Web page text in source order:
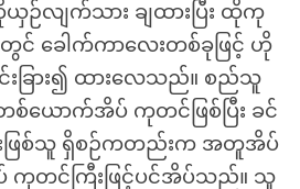
ယှဉ်လျက်သား ချထားပြီး ထိုကု
င် ခေါက်ကာလေးတစ်ခုဖြင့် ဟို
င်းခြား၍ ထားလေသည်။ စည်သူ
ယောက်အိပ် ကုတင်ဖြစ်ပြီး ခင်
းဖြစ်သူ ရှိစဉ်ကတည်းက အတူအိပ်
တင်ကြီးဖြင့်ပင်အိပ်သည်။ သူ